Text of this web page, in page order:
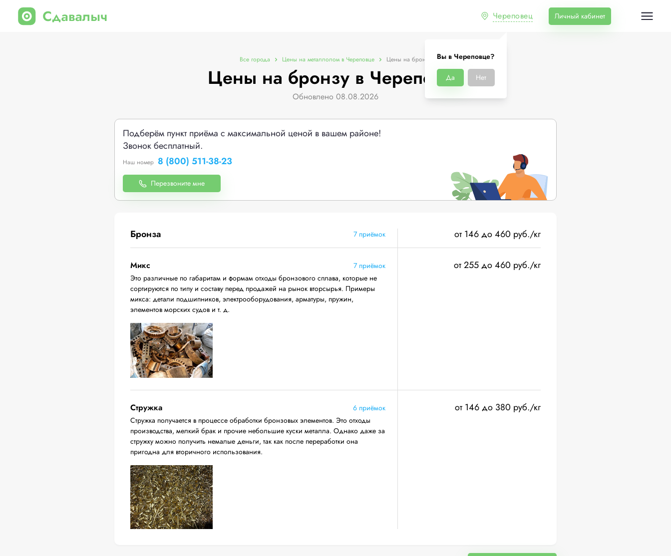
Череповец
Вы в Череповце?
Да Нет
Личный кабинет
Все города Цены на металлолом в Череповце Цены на бронзу
Цены на бронзу в Череповце
Обновлено 08.08.2026
Подберём пункт приёма с максимальной ценой в вашем районе!
Звонок бесплатный.
Наш номер 8 (800) 511-38-23
Перезвоните мне
Бронза 7 приёмок от 146 до 460 руб./кг
Микс
7 приёмок
Это различные по габаритам и формам отходы бронзового сплава, которые не
сортируются по типу и составу перед продажей на рынок вторсырья. Примеры
микса: детали подшипников, электрооборудования, арматуры, пружин,
элементов морских судов и т. д.
от 255 до 460 руб./кг
Стружка
6 приёмок
Стружка получается в процессе обработки бронзовых элементов. Это отходы
производства, мелкий брак и прочие небольшие куски металла. Однако даже за
стружку можно получить немалые деньги, так как после переработки она
пригодна для вторичного использования.
от 146 до 380 руб./кг